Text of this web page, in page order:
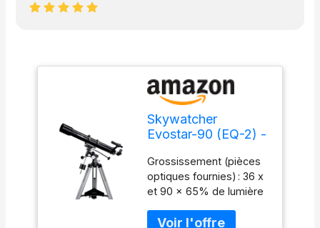
Skywatcher
Evostar-90 (EQ-2) -
colore Argento
Grossissement (pièces
optiques fournies) : 36 x
et 90 x 65% de lumière
70 mm Objectif multi-